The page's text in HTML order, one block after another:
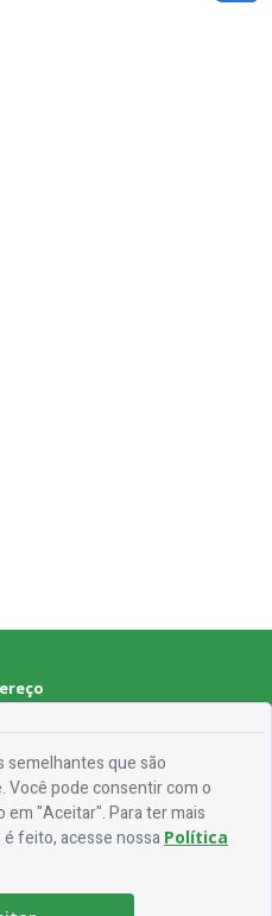
01 - Centro - CEP 58.928-000
(83) 3563-1075
semelhantes que são
Você pode consentir com o
"Aceitar". Para ter mais
feito, acesse nossa Política